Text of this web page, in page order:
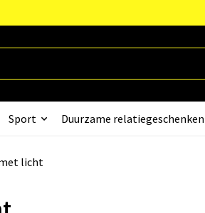
Sport Duurzame relatiegeschenken
licht